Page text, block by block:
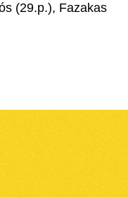
(29.p.), Fazakas